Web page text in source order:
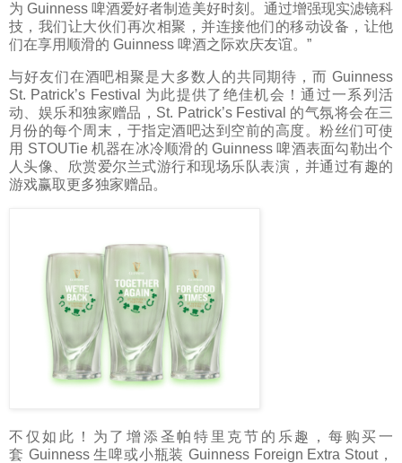
为 Guinness 啤酒爱好者制造美好时刻。通过增强现实滤镜科
技，我们让大伙们再次相聚，并连接他们的移动设备，让他
们在享用顺滑的 Guinness 啤酒之际欢庆友谊。”
与好友们在酒吧相聚是大多数人的共同期待，而 Guinness
St. Patrick’s Festival 为此提供了绝佳机会！通过一系列活
动、娱乐和独家赠品， St. Patrick’s Festival 的气氛将会在三
月份的每个周末，于指定酒吧达到空前的高度。粉丝们可使
用 STOUTie 机器在冰冷顺滑的 Guinness 啤酒表面勾勒出个
人头像、欣赏爱尔兰式游行和现场乐队表演，并通过有趣的
游戏赢取更多独家赠品。
不仅如此！为了增添圣帕特里克节的乐趣，每购买一
套 Guinness生啤或小瓶装 Guinness Foreign Extra Stout，